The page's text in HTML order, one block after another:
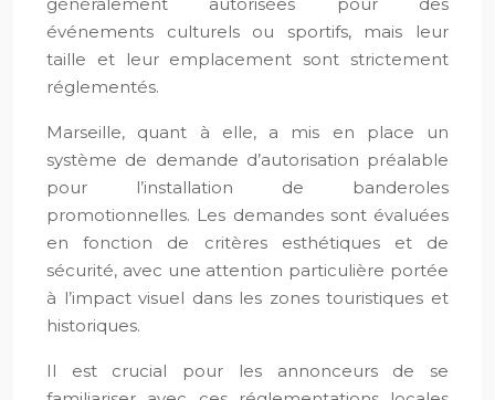
événements culturels ou sportifs, mais leur
taille et leur emplacement sont strictement
réglementés.
Marseille, quant à elle, a mis en place un
système de demande d’autorisation préalable
pour l’installation de banderoles
promotionnelles. Les demandes sont évaluées
en fonction de critères esthétiques et de
sécurité, avec une attention particulière portée
à l’impact visuel dans les zones touristiques et
historiques.
Il est crucial pour les annonceurs de se